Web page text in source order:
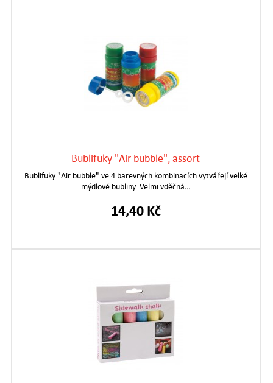
Bublifuky "Air bubble", assort
Bublifuky "Air bubble" ve 4 barevných kombinacích vytvářejí velké
mýdlové bubliny. Velmi vděčná…
14,40 Kč